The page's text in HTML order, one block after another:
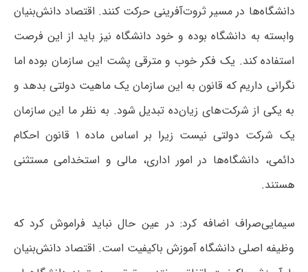
دانشگاه‌ها در مسیر ثروت‌آفرینی حرکت کنند. اقتصاد دانش‌بنیان
وابسته به دانشگاه بوده و خود دانشگاه نیز باید از این فرصت
استفاده کند. یک فکر خوب و مترقی پشت این سازمان بوده اما
نگرانی داریم که قانون به این سازمان یک ماهیت دولتی بدهد و
به یکی از شرکت‌های زیان‌ده تبدیل شود. به نظر ما این سازمان
یک شرکت دولتی نیست زیرا بر اساس ماده ۱ قانون احکام
دائمی، دانشگاه‌ها در امور اداری، مالی و استخدامی مستثنی
هستند.
سیمایی‌صراف اضافه کرد: در عین حال نباید فراموش کرد که
وظیفه اصلی دانشگاه آموزش باکیفیت است. اقتصاد دانش‌بنیان